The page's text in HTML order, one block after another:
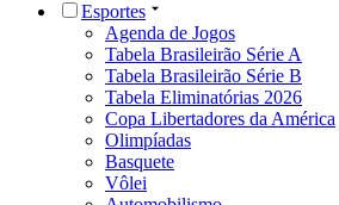
Esportes
Agenda de Jogos
Tabela Brasileirão Série A
Tabela Brasileirão Série B
Tabela Eliminatórias 2026
Copa Libertadores da América
Olimpíadas
Basquete
Vôlei